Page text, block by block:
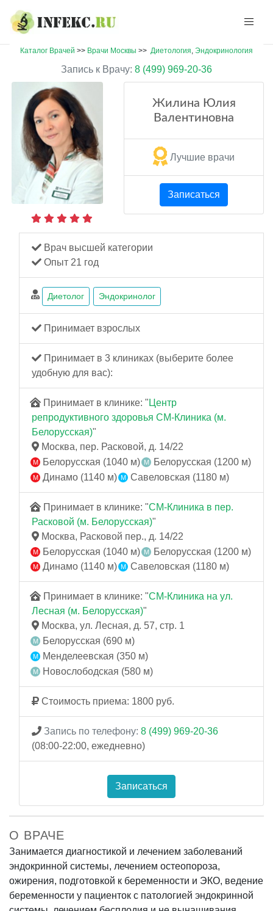
Каталог Врачей >> Врачи Москвы >> Диетология, Эндокринология
Запись к Врачу: 8 (499) 969-20-36
Жилина Юлия
Валентиновна
Лучшие врачи
Записаться
Врач высшей категории
Опыт 21 год
Диетолог Эндокринолог
Принимает взрослых
Принимает в 3 клиниках (выберите более
удобную для вас):
Принимает в клинике: " Центр
репродуктивного здоровья СМ-Клиника (м.
Белорусская)"
Москва, пер. Расковой, д. 14/22
Белорусская (1040 м)
Белорусская (1200 м)
Динамо (1140 м)
Савеловская (1180 м)
Принимает в клинике: "СМ-Клиника в пер.
Расковой (м. Белорусская)"
Москва, Расковой пер., д. 14/22
Белорусская (1040 м)
Белорусская (1200 м)
Динамо (1140 м)
Савеловская (1180 м)
Принимает в клинике: "СМ-Клиника на ул.
Лесная (м. Белорусская)"
Москва, ул. Лесная, д. 57, стр. 1
Белорусская (690 м)
Менделеевская (350 м)
Новослободская (580 м)
Стоимость приема: 1800 руб.
Запись по телефону: 8 (499) 969-20-36
(08:00-22:00, ежедневно)
Записаться
О ВРАЧЕ
Занимается диагностикой и лечением заболеваний
эндокринной системы, лечением остеопороза,
ожирения, подготовкой к беременности и ЭКО, ведение
беременности у пациенток с патологией эндокринной